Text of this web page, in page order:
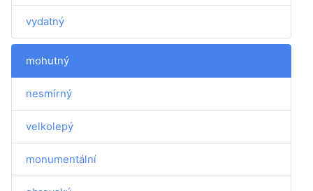
vydatný
mohutný
nesmírný
velkolepý
monumentální